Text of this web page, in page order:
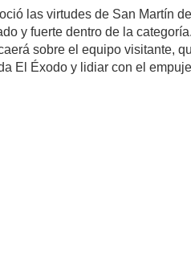
las virtudes de San Martín
y fuerte dentro de la
sobre el equipo visitante,
El Éxodo y lidiar con el